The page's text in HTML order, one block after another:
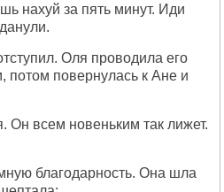
нахуй за пять минут. Иди
Оля проводила его
потом повернулась к Ане и
всем новеньким так лижет.
благодарность. Она шла